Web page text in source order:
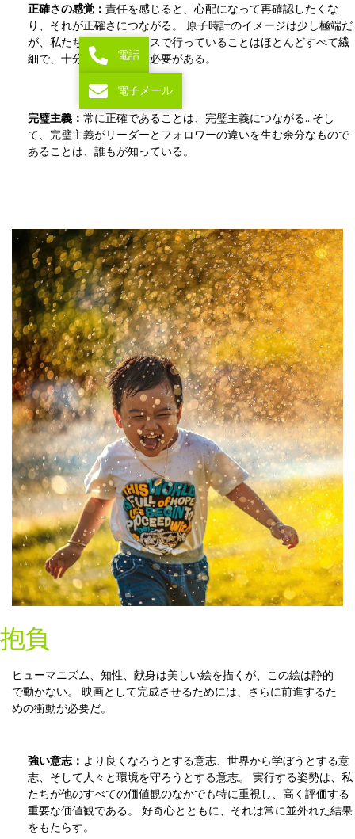
正確さの感覚： 責任を感じると、心配になって再確認したくな
り、それが正確さにつながる。 原子時計のイメージは少し極端だ
が、私たちがバイオリウスで行っていることはほとんどすべて繊
細で、十分な注意を払う必要がある。
完璧主義： 常に正確であることは、完璧主義につながる…そし
て、完璧主義がリーダーとフォロワーの違いを生む余分なもので
あることは、誰もが知っている。
抱負
ヒューマニズム、知性、献身は美しい絵を描くが、この絵は静的
で動かない。 映画として完成させるためには、さらに前進するた
めの衝動が必要だ。
強い意志： より良くなろうとする意志、世界から学ぼうとする意
志、そして人々と環境を守ろうとする意志。 実行する姿勢は、私
たちが他のすべての価値観のなかでも特に重視し、高く評価する
重要な価値観である。 好奇心とともに、それは常に並外れた結果
をもたらす。
電話
電子メール